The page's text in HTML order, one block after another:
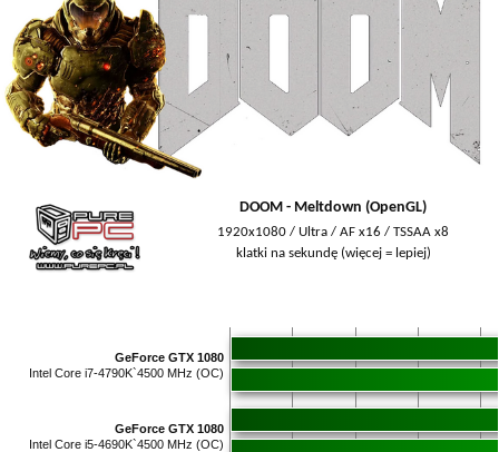
DOOM - Meltdown (OpenGL)
1920x1080 / Ultra / AF x16 / TSSAA x8
klatki na sekundę (więcej = lepiej)
GeForce GTX 1080
Intel Core i7-4790K`4500 MHz (OC)
GeForce GTX 1080
Intel Core i5-4690K`4500 MHz (OC)